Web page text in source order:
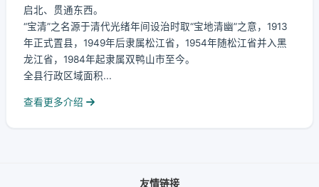
启北、贯通东西。
“宝清”之名源于清代光绪年间设治时取“宝地清幽”之意，1913
年正式置县，1949年后隶属松江省，1954年随松江省并入黑
龙江省，1984年起隶属双鸭山市至今。
全县行政区域面积...
查看更多介绍
友情链接